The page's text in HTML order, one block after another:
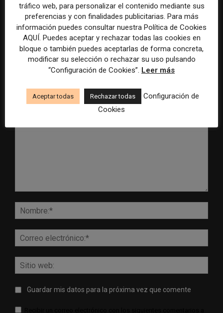
Radio Televisión Madrid
establece un sistema de
control para el uso de la
inteligencia artificial
ADEPA crea un premio
especial para la mejor
cobertura periodística del
Mundial 2026
DEJA UNA RESPUESTA
Guardar mis datos para la próxima vez que comente
tráfico web, para personalizar el contenido mediante sus
preferencias y con finalidades publicitarias. Para más
información puedes consultar nuestra Política de Cookies
AQUÍ. Puedes aceptar y rechazar todas las cookies en
bloque o también puedes aceptarlas de forma concreta,
modificar su selección o rechazar su uso pulsando
“Configuración de Cookies”. Leer más
Aceptar todas Rechazar todas
Configuración de
Cookies